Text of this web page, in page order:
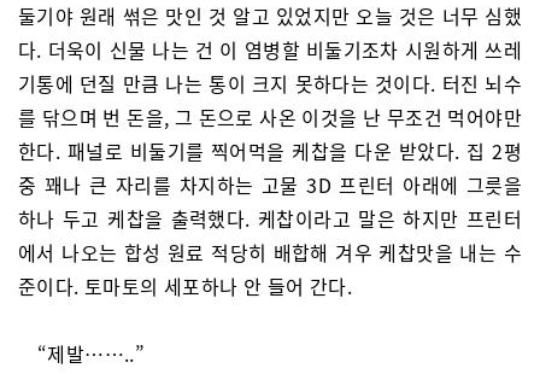
둘기야 원래 썪은 맛인 것 알고 있었지만 오늘 것은 너무 심했
다. 더욱이 신물 나는 건 이 염병할 비둘기조차 시원하게 쓰레
기통에 던질 만큼 나는 통이 크지 못하다는 것이다. 터진 뇌수
를 닦으며 번 돈을, 그 돈으로 사온 이것을 난 무조건 먹어야만
한다. 패널로 비둘기를 찍어먹을 케찹을 다운 받았다. 집 2평
중 꽤나 큰 자리를 차지하는 고물 3D 프린터 아래에 그릇을
하나 두고 케찹을 출력했다. 케찹이라고 말은 하지만 프린터
에서 나오는 합성 원료 적당히 배합해 겨우 케찹맛을 내는 수
준이다. 토마토의 세포하나 안 들어 간다.
“제발……..”